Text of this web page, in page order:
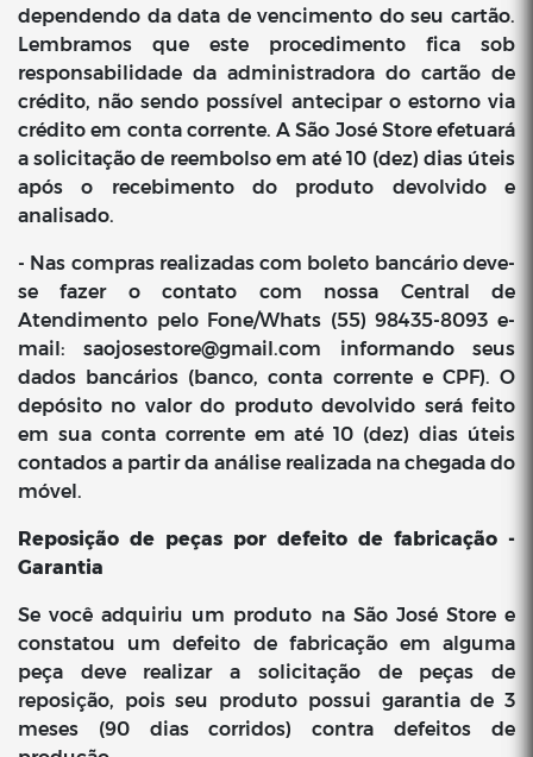
dependendo da data de vencimento do seu cartão.
Lembramos que este procedimento fica sob
responsabilidade da administradora do cartão de
crédito, não sendo possível antecipar o estorno via
crédito em conta corrente. A São José Store efetuará
a solicitação de reembolso em até 10 (dez) dias úteis
após o recebimento do produto devolvido e
analisado.
- Nas compras realizadas com boleto bancário deve-
se fazer o contato com nossa Central de
Atendimento pelo Fone/Whats (55) 98435-8093 e-
mail:saojosestore@gmail.com informando seus
dados bancários (banco, conta corrente e CPF). O
depósito no valor do produto devolvido será feito
em sua conta corrente em até 10 (dez) dias úteis
contados a partir da análise realizada na chegada do
móvel.
Reposição de peças por defeito de fabricação -
Garantia
Se você adquiriu um produto na São José Store e
constatou um defeito de fabricação em alguma
peça deve realizar a solicitação de peças de
reposição, pois seu produto possui garantia de 3
meses (90 dias corridos) contra defeitos de